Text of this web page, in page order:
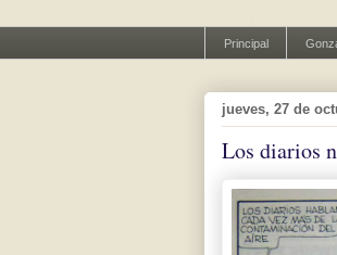
Principal
jueves, 27 de
Los diarios